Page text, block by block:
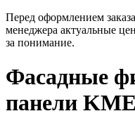
Перед оформлением
менеджера актуальные
за понимание.
Фасадные
панели